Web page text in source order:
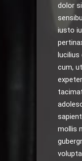
dolor
iusto
lucilius
cum,
mollis